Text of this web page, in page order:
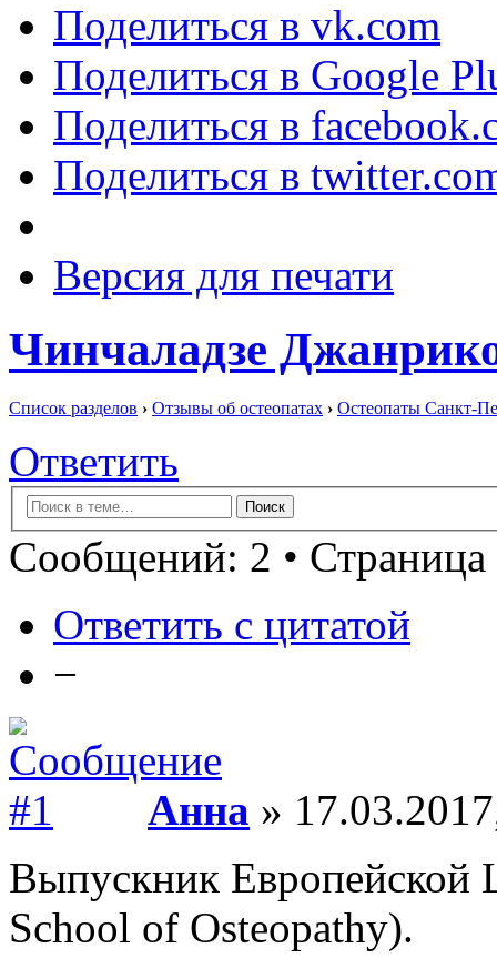
Поделиться в vk.com
Поделиться в Google
Поделиться в
Поделиться в
Версия для печати
Чинчаладзе
Список разделов › Отзывы об остеопатах › Остеопаты Санкт-
Ответить
Сообщений: 2 • Страница
Ответить с цитатой
−
Анна »
Выпускник Европейской
School of Osteopathy).